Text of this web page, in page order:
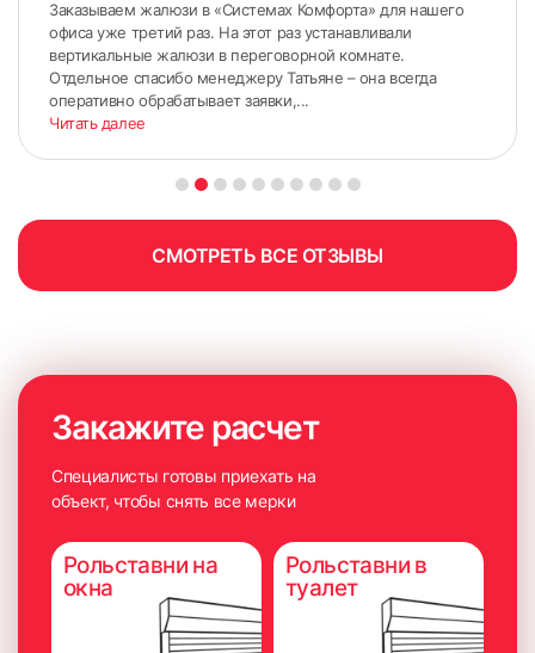
6. Закрепить карниз с помощью саморезов. Не
рекомендуем крепить саморезы в штапик, чтобы не
повредить стеклопакет
Заказываем жалюзи в «Системах Комфорта» для нашего
офиса уже третий раз. На этот раз устанавливали
вертикальные жалюзи в переговорной комнате.
Отдельное спасибо менеджеру Татьяне – она всегда
оперативно обрабатывает заявки,...
Читать далее
СМОТРЕТЬ ВСЕ ОТЗЫВЫ
Закажите расчет
Специалисты готовы приехать на
объект, чтобы снять все мерки
Рольставни на
окна
Рольставни в
туалет